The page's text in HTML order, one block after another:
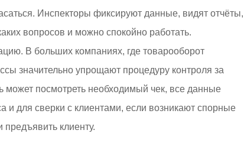
Инспекторы фиксируют данные, видят отчёты,
вопросов и можно спокойно работать.
В больших компаниях, где товарооборот
значительно упрощают процедуру контроля за
может посмотреть необходимый чек, все данные
и для сверки с клиентами, если возникают спорные
клиенту.